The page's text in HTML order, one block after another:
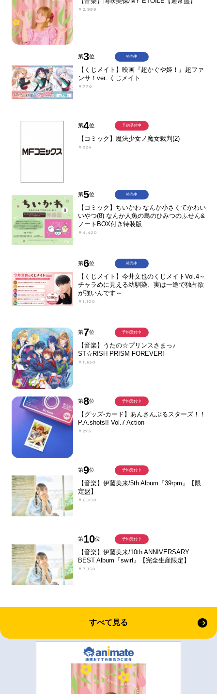
￥2,999
第3位
【くじメイト】映画『超かぐや姫！』超ファ
ンサ！ver. くじメイト
￥770
発売中
第4位
【コミック】魔法少女ノ魔女裁判(2)
￥924
予約受付中
第5位
【コミック】ちいかわ なんか小さくてかわい
いやつ(8) なんか人魚の島のひみつのふせん&
ノートBOX付き特装版
￥4,400
発売中
第6位
【くじメイト】今井文也のくじメイトVol.4～
チャラめに見える幼馴染、実は一途で独占欲
が強いんです～
￥1,100
発売中
第7位
【音楽】うたの☆プリンスさまっ♪
ST☆RISH PRISM FOREVER!
￥1,650
予約受付中
第8位
【グッズ-カード】あんさんぶるスターズ！！
P.A.shots!! Vol.7 Action
￥275
予約受付中
第9位
【音楽】伊藤美来/5th Album『39rpm』【限
定盤】
￥6,050
予約受付中
第10位
【音楽】伊藤美来/10th ANNIVERSARY
BEST Album『swirl』【完全生産限定】
￥7,150
予約受付中
すべて見る